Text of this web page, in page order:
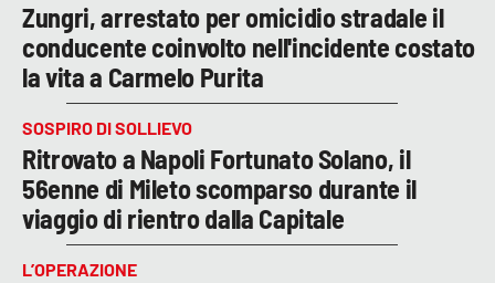
Zungri, arrestato per omicidio stradale il
conducente coinvolto nell'incidente costato
la vita a Carmelo Purita
SOSPIRO DI SOLLIEVO
Ritrovato a Napoli Fortunato Solano, il
56enne di Mileto scomparso durante il
viaggio di rientro dalla Capitale
L’OPERAZIONE